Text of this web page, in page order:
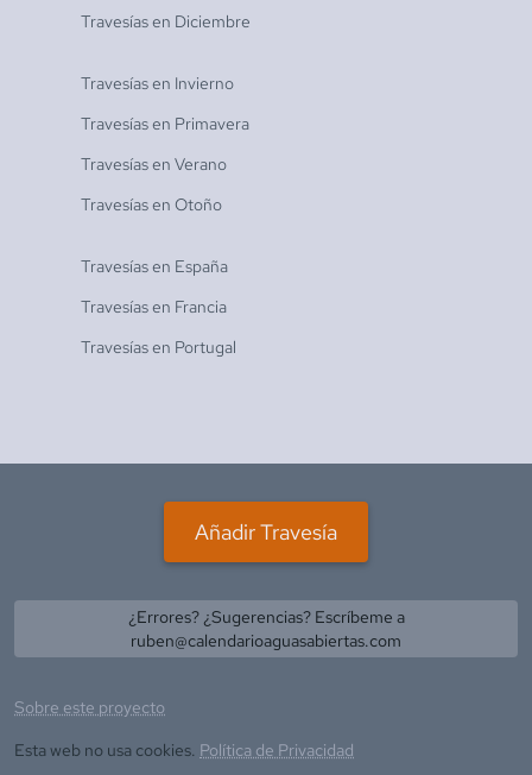
Travesías en Diciembre
Travesías en Invierno
Travesías en Primavera
Travesías en Verano
Travesías en Otoño
Travesías en España
Travesías en Francia
Travesías en Portugal
Añadir Travesía
¿Errores? ¿Sugerencias? Escríbeme a
ruben@calendarioaguasabiertas.com
Sobre este proyecto
Esta web no usa cookies. Política de Privacidad